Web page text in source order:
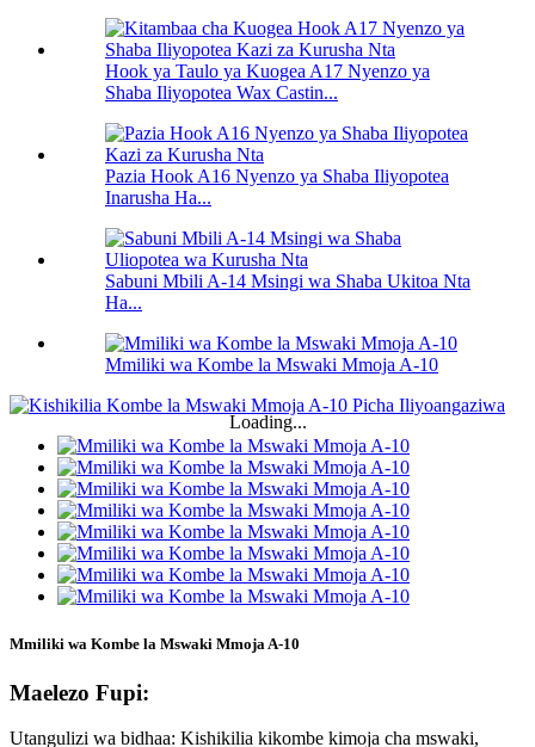
Hook ya Taulo ya Kuogea A17 Nyenzo ya
Shaba Iliyopotea Wax Castin...
Pazia Hook A16 Nyenzo ya Shaba Iliyopotea
Inarusha Ha...
Sabuni Mbili A-14 Msingi wa Shaba Ukitoa Nta
Ha...
Mmiliki wa Kombe la Mswaki Mmoja A-10
Loading...
Mmiliki wa Kombe la Mswaki Mmoja A-10
Maelezo Fupi:
Utangulizi wa bidhaa: Kishikilia kikombe kimoja cha mswaki,